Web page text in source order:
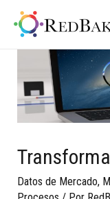
Datos de Mercado,